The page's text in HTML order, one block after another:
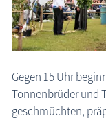
Gegen 15 Uhr
Tonnenbrüder und
geschmüchten,